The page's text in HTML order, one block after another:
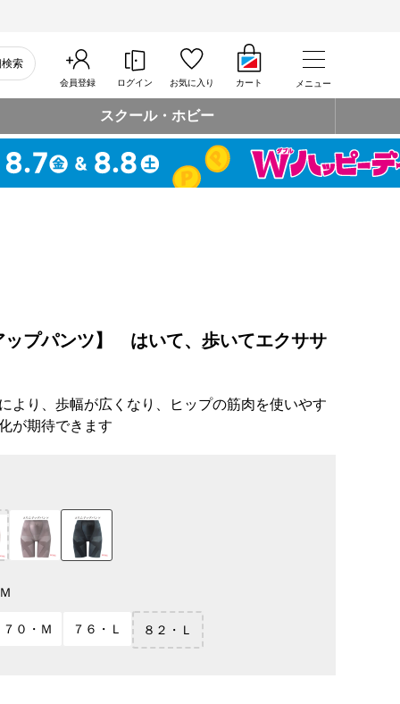
索
会員登録 ログイン お気に入り カート メニュー
スクール・ホビー
プパンツ】 はいて、歩いてエクササ
より、歩幅が広くなり、ヒップの筋肉を使いやす
が期待できます
７０・Ｍ ７６・Ｌ ８２・Ｌ